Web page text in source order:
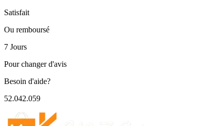
Satisfait
Ou remboursé
7 Jours
Pour changer d'avis
Besoin d'aide?
52.042.059